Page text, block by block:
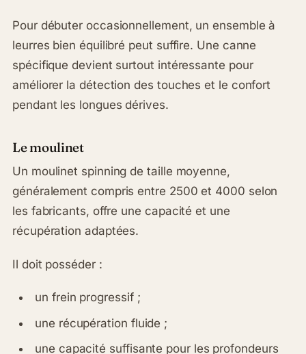
Pour débuter occasionnellement, un ensemble à
leurres bien équilibré peut suffire. Une canne
spécifique devient surtout intéressante pour
améliorer la détection des touches et le confort
pendant les longues dérives.
Le moulinet
Un moulinet spinning de taille moyenne,
généralement compris entre 2500 et 4000 selon
les fabricants, offre une capacité et une
récupération adaptées.
Il doit posséder :
un frein progressif ;
une récupération fluide ;
une capacité suffisante pour les profondeurs